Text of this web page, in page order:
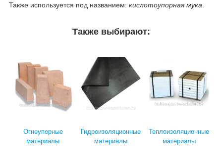
Также используется под названием: кислотоупорная мука
Также выбирают:
Огнеупорные
материалы
Гидроизоляционные
материалы
Теплоизоляционные
материалы